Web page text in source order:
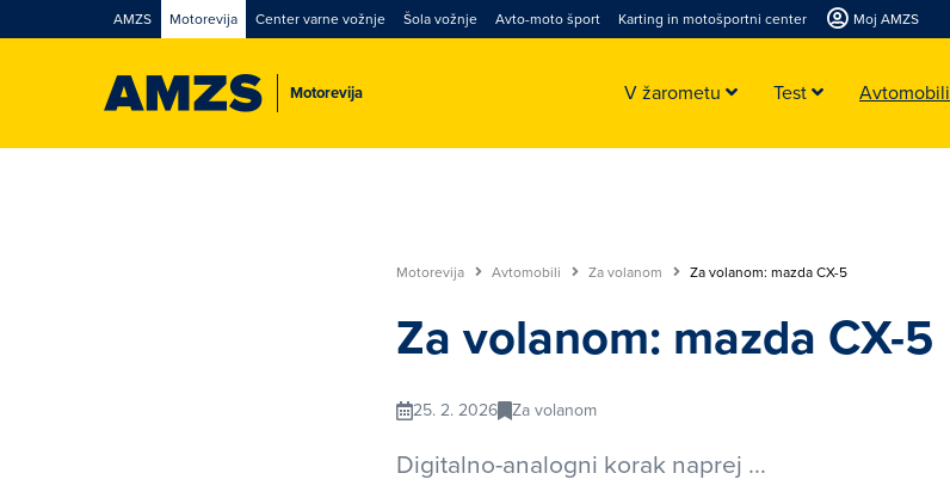
Motorevija
AMZS Motorevija Center varne vožnje Šola vožnje Avto-moto šport Karting in motošportni center Moj AMZS
V žarometu Test Avtomobili
Motorevija Avtomobili Za volanom Za volanom: mazda CX-5
Za volanom: mazda CX-5
25. 2. 2026 Za volanom
Digitalno-analogni korak naprej ...